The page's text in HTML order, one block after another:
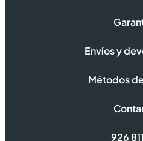
Envíos y
Métodos
926